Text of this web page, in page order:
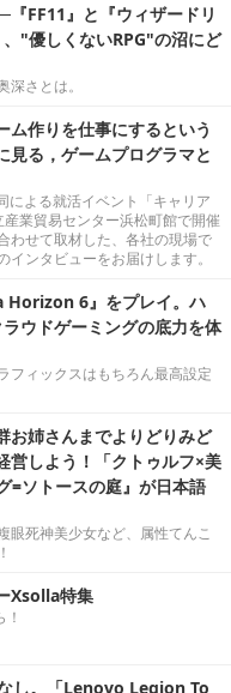
『FF11』と『ウィザードリ
"優しくないRPG"の沼にど
さとは。
ム作りを仕事にするという
見る，ゲームプログラマと
よる就活イベント「キャリア
業貿易センター浜松町館で開催
わせて取材した、各社の現場で
ンタビューをお届けします。
Horizon 6』をプレイ。ハ
ウドゲーミングの底力を体
フィックスはもちろん最高設定
お姉さんまでよりどりみど
営しよう！「クトゥルフ×美
=ソトースの庭』が日本語
眼死神美少女など、属性てんこ
Xsolla特集
し。「Lenovo Legion To